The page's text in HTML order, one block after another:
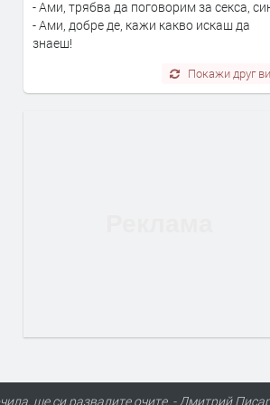
- Ами, трябва да поговорим за секса,
- Ами, добре де, кажи какво искаш да
знаеш!
Покажи друг
ще си развалите очите. - Дмитрий